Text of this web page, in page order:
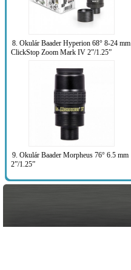
8. Okulár Baader Hyperion 68° 8-24 mm
ClickStop Zoom Mark IV 2”/1.25”
9. Okulár Baader Morpheus 76° 6.5 mm
2”/1.25”